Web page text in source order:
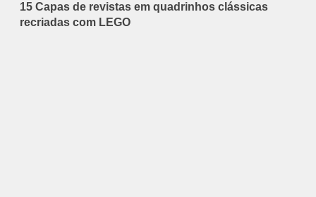
15 Capas de revistas em quadrinhos clássicas
recriadas com LEGO